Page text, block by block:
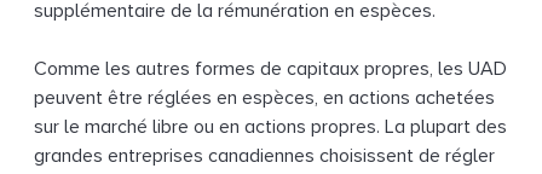
supplémentaire de la rémunération en espèces.
Comme les autres formes de capitaux propres, les UAD
peuvent être réglées en espèces, en actions achetées
sur le marché libre ou en actions propres. La plupart des
grandes entreprises canadiennes choisissent de régler